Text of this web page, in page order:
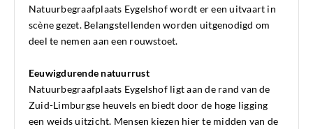
Natuurbegraafplaats Eygelshof wordt er een uitvaart in
scène gezet. Belangstellenden worden uitgenodigd om
deel te nemen aan een rouwstoet.
Eeuwigdurende natuurrust
Natuurbegraafplaats Eygelshof ligt aan de rand van de
Zuid-Limburgse heuvels en biedt door de hoge ligging
een weids uitzicht. Mensen kiezen hier te midden van de